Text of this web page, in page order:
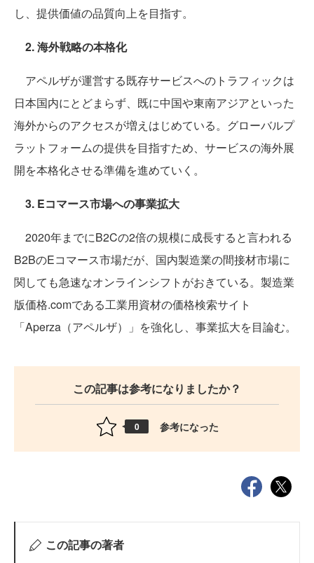
し、提供価値の品質向上を目指す。
2. 海外戦略の本格化
アペルザが運営する既存サービスへのトラフィックは
日本国内にとどまらず、既に中国や東南アジアといった
海外からのアクセスが増えはじめている。グローバルプ
ラットフォームの提供を目指すため、サービスの海外展
開を本格化させる準備を進めていく。
3. Eコマース市場への事業拡大
2020年までにB2Cの2倍の規模に成長すると言われる
B2BのEコマース市場だが、国内製造業の間接材市場に
関しても急速なオンラインシフトがおきている。製造業
版価格.comである工業用資材の価格検索サイト
「Aperza（アペルザ）」を強化し、事業拡大を目論む。
この記事は参考になりましたか？
0 参考になった
この記事の著者